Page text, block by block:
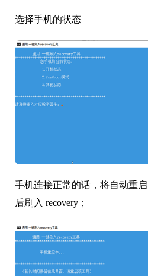
选择手机的状态
手机连接正常的话，将自动重
后刷入 recovery；